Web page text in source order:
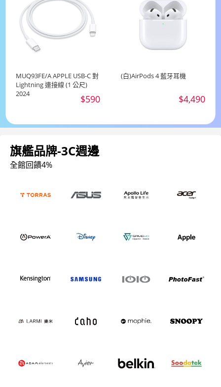
MUQ93FE/A APPLE USB-C 對
Lightning 連接線 (1 公尺)
2024
$590
(白)AirPods 4 藍牙耳機
$4,490
旗艦品牌-3C週邊
全館回饋4%